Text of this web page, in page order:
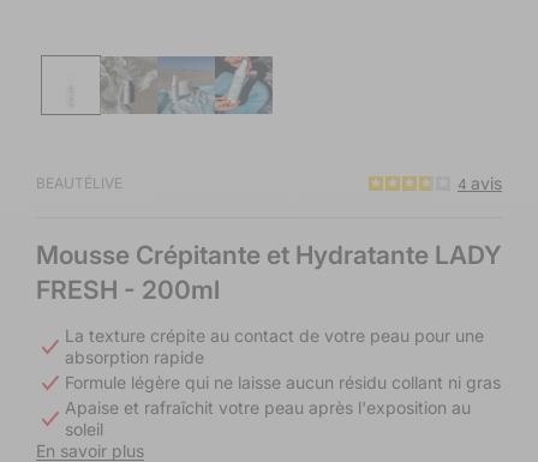
le
dans
BEAUTÉLIVE
4 avis
Mousse Crépitante et Hydratante LADY
FRESH - 200ml
La texture crépite au contact de votre peau pour une
absorption rapide
Formule légère qui ne laisse aucun résidu collant ni gras
Apaise et rafraîchit votre peau après l'exposition au
soleil
En savoir plus